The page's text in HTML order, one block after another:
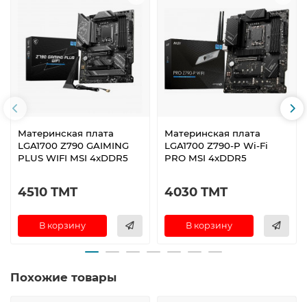
Материнская плата
LGA1700 Z790 GAIMING
PLUS WIFI MSI 4xDDR5
4510 TMT
В корзину
Материнская плата
LGA1700 Z790-P Wi-Fi
PRO MSI 4xDDR5
4030 TMT
В корзину
Похожие товары